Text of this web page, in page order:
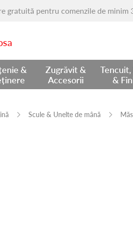
gratuită pentru comenzile de minim
&
Zugrăvit &
Accesorii
&
Scule & Unelte de mână